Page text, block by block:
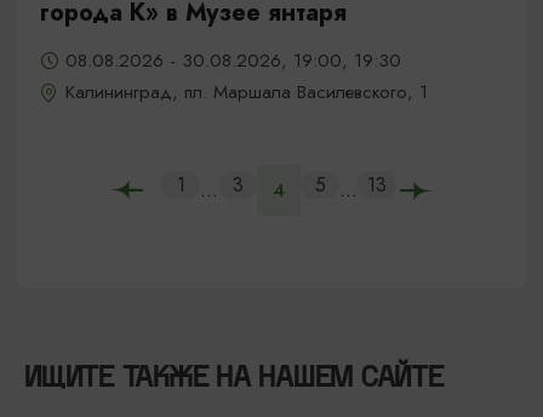
города К» в Музее янтаря
08.08.2026 - 30.08.2026, 19:00, 19:30
Калининград, пл. Маршала Василевского, 1
1 ... 3 4 5 ... 13
ИЩИТЕ ТАКЖЕ НА НАШЕМ САЙТЕ